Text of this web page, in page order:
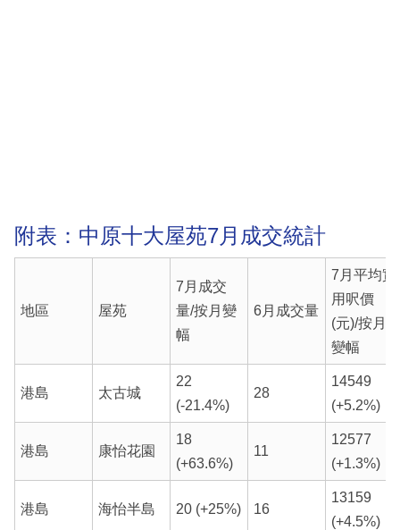
附表：中原十大屋苑7月成交統計
地區 屋苑
7月成交
量/按月變
幅
6月成交量
7月平均實
用呎價
(元)/按月
變幅
港島 太古城
22
(-21.4%)
28
14549
(+5.2%)
港島 康怡花園
18
(+63.6%)
11
12577
(+1.3%)
港島 海怡半島 20 (+25%) 16
13159
(+4.5%)